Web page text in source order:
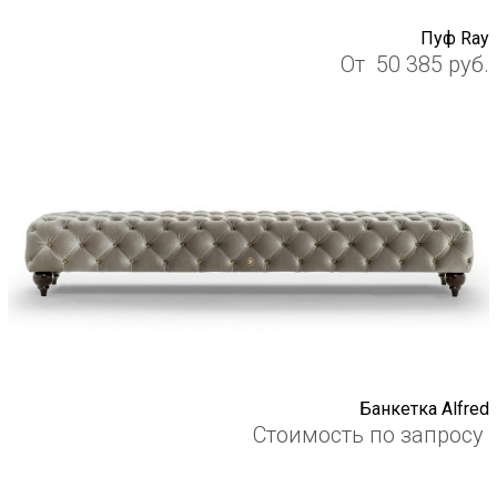
Пуф Ray
От 50 385 руб.
Банкетка Alfred
Стоимость по запросу